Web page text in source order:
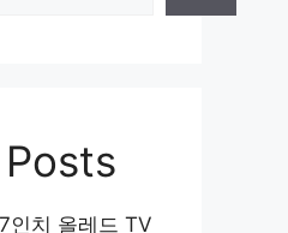
인치 올레드 TV